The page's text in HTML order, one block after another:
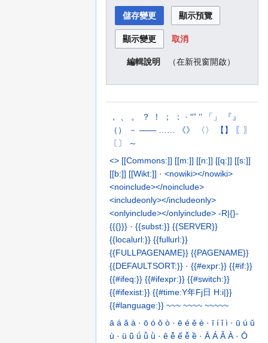
取消
編輯說明 （在新視窗開啟）
， 。 ？ ！ ； ： · “” ‘’ 「」
『』
（）
－ —— 《》 〈〉 【】
〖〗
〔〕
～
<> [[Commons:]] [[m:]] [[n:]] [[q:]] [[s:]]
[[b:]] [[Wikt:]] · <nowiki></nowiki>
<noinclude></noinclude>
<includeonly></includeonly>
<onlyinclude></onlyinclude> -R|{}-
{{{}}} · {{subst:}} {{SERVER}}
{{localurl:}} {{fullurl:}}
{{FULLPAGENAME}} {{PAGENAME}}
{{DEFAULTSORT:}} · {{#expr:}} {{#if:}}
{{#ifeq:}} {{#ifexpr:}} {{#switch:}}
{{#ifexist:}} {{#time:Y年Fj日 H:i|}}
{{#language:}} ~~~ ~~~~ ~~~~~
ā á ǎ à · ō ó ǒ ò · ē é ě è · ī í ǐ ì · ū ú ǔ
ù · ü ǖ ǘ ǚ ǜ · ê ê̄ ế ê̌ ề · Ā Á Ǎ À · Ō